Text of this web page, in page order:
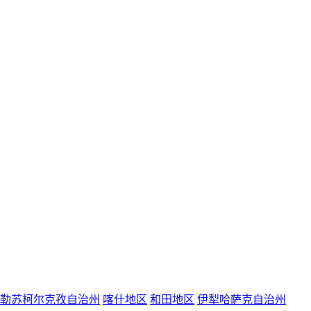
苏柯尔克孜自治州 喀什地区 和田地区 伊犁哈萨克自治州